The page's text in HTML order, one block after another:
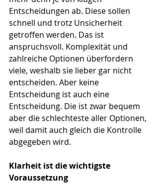
Entscheidungen ab. Diese sollen
schnell und trotz Unsicherheit
getroffen werden. Das ist
anspruchsvoll. Komplexität und
zahlreiche Optionen überfordern
viele, weshalb sie lieber gar nicht
entscheiden. Aber keine
Entscheidung ist auch eine
Entscheidung. Die ist zwar bequem
aber die schlechteste aller Optionen,
weil damit auch gleich die Kontrolle
abgegeben wird.
Klarheit ist die wichtigste
Voraussetzung